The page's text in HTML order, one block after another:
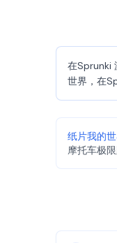
在Sprunki
世界，在
纸片我的
摩托车极限